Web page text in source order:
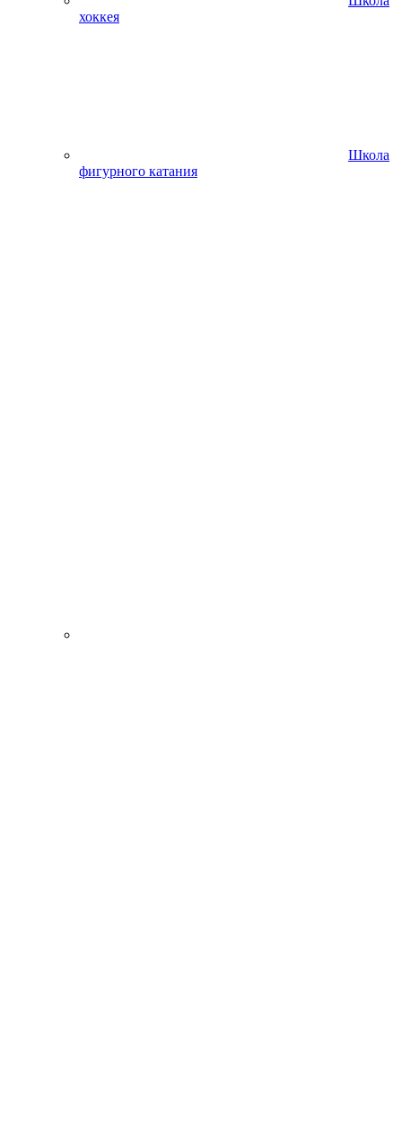
хоккея
Школа
фигурного катания